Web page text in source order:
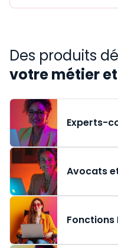
Des produits
votre métier
Experts-
Avocats
Fonctions